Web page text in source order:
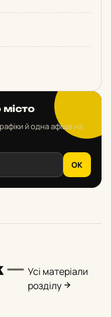
й одна афіша на
OK
— Усі матеріали
розділу